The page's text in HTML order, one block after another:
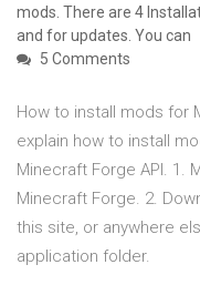
mods. There are 4
and for updates. You can
5 Comments
How to install mods for
explain how to install
Minecraft Forge API. 1.
Minecraft Forge. 2.
this site, or anywhere
application folder.